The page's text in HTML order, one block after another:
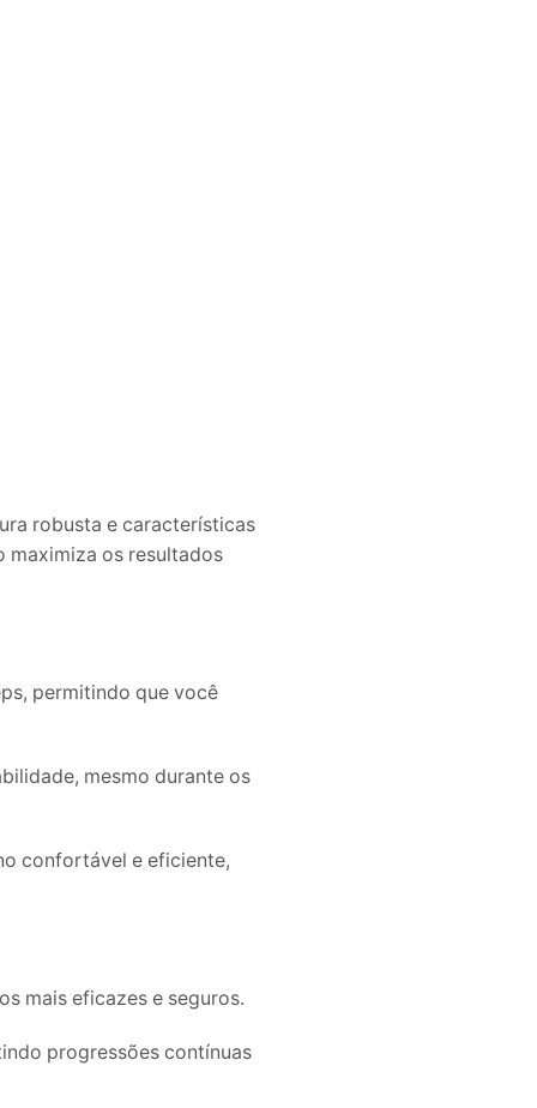
robusta e características
maximiza os resultados
permitindo que você
mesmo durante os
confortável e eficiente,
mais eficazes e seguros.
progressões contínuas